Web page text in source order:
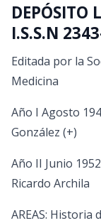
DEPÓSITO
I.S.S.N
Editada por la
Medicina
Año I Agosto
González (+)
Año II Junio
Ricardo Archila
AREAS: Historia